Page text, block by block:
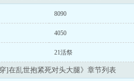
8090
4050
21活祭
穿]在乱世抱紧死对头大腿》章节列表